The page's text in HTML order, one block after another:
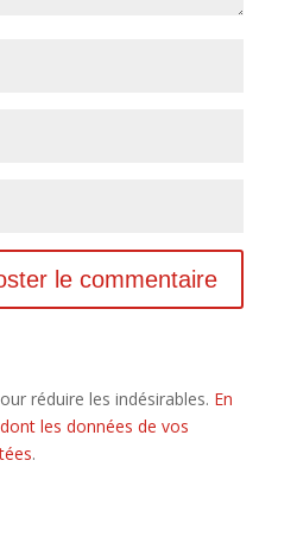
réduire les indésirables. En
les données de vos
.